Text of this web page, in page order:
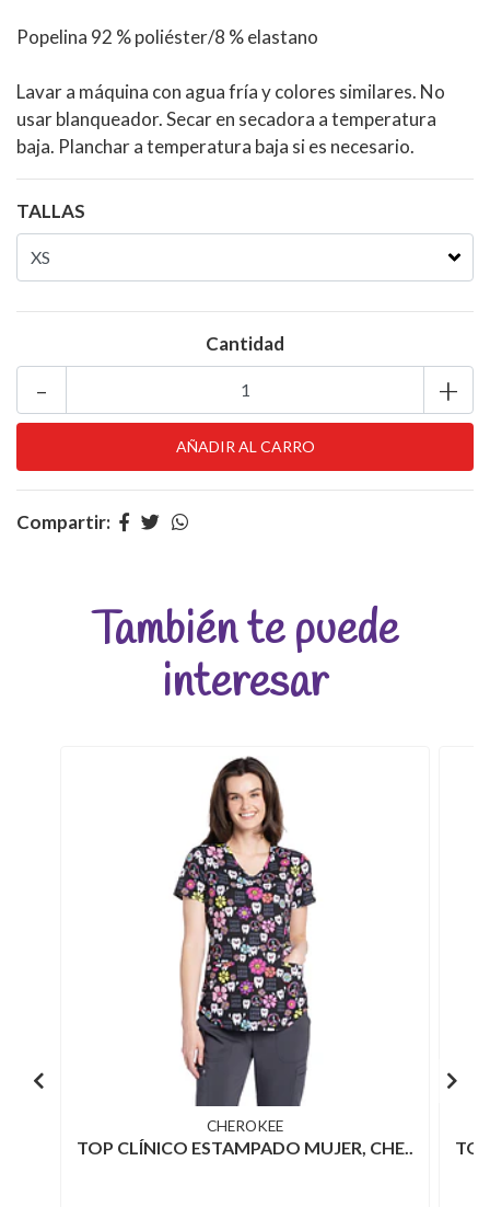
Popelina 92 ​​% poliéster/8 % elastano
Lavar a máquina con agua fría y colores similares. No
usar blanqueador. Secar en secadora a temperatura
baja. Planchar a temperatura baja si es necesario.
TALLAS
Cantidad
+
-
Compartir:
También te puede
interesar
CHEROKEE
TOP CLÍNICO ESTAMPADO MUJER, CHE..